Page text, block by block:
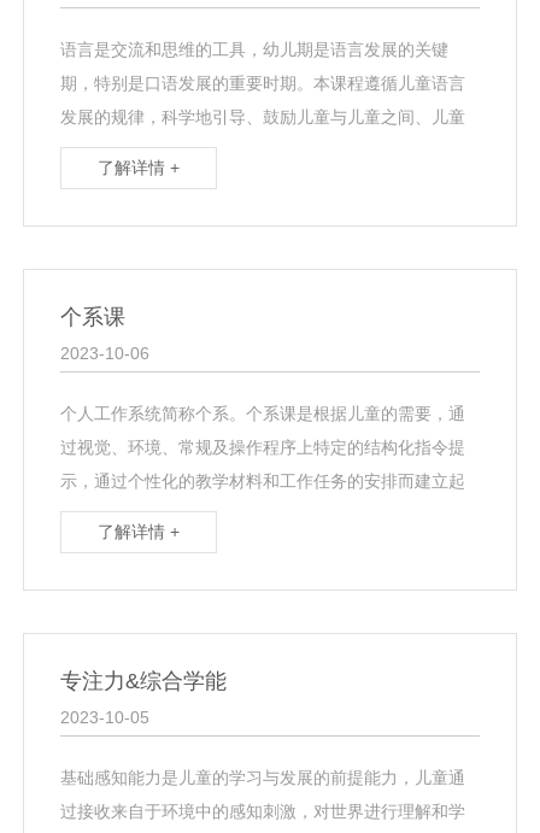
语言是交流和思维的工具，幼儿期是语言发展的关键
期，特别是口语发展的重要时期。本课程遵循儿童语言
发展的规律，科学地引导、鼓励儿童与儿童之间、儿童
与成人之间的大量的积极的言语交往，以尽快提高儿童
的语言表达···
了解详情 +
个系课
2023-10-06
个人工作系统简称个系。个系课是根据儿童的需要，通
过视觉、环境、常规及操作程序上特定的结构化指令提
示，通过个性化的教学材料和工作任务的安排而建立起
的系统化学习模式。在个人工作系统中，儿童通过结构
化的指令···
了解详情 +
专注力&综合学能
2023-10-05
基础感知能力是儿童的学习与发展的前提能力，儿童通
过接收来自于环境中的感知刺激，对世界进行理解和学